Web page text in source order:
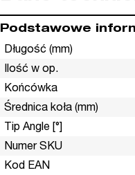
Podstawowe
Długość (mm)
Ilość w op.
Końcówka
Średnica koła (mm)
Tip Angle [°]
Numer SKU
Kod EAN